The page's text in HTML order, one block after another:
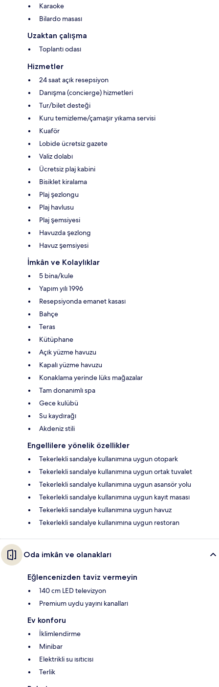
Karaoke
Bilardo masası
Uzaktan çalışma
Toplantı odası
Hizmetler
24 saat açık resepsiyon
Danışma (concierge) hizmetleri
Tur/bilet desteği
Kuru temizleme/çamaşır yıkama servisi
Kuaför
Lobide ücretsiz gazete
Valiz dolabı
Ücretsiz plaj kabini
Bisiklet kiralama
Plaj şezlongu
Plaj havlusu
Plaj şemsiyesi
Havuzda şezlong
Havuz şemsiyesi
İmkân ve Kolaylıklar
5 bina/kule
Yapım yılı 1996
Resepsiyonda emanet kasası
Bahçe
Teras
Kütüphane
Açık yüzme havuzu
Kapalı yüzme havuzu
Konaklama yerinde lüks mağazalar
Tam donanımlı spa
Gece kulübü
Su kaydırağı
Akdeniz stili
Engellilere yönelik özellikler
Tekerlekli sandalye kullanımına uygun otopark
Tekerlekli sandalye kullanımına uygun ortak tuvalet
Tekerlekli sandalye kullanımına uygun asansör yolu
Tekerlekli sandalye kullanımına uygun kayıt masası
Tekerlekli sandalye kullanımına uygun havuz
Tekerlekli sandalye kullanımına uygun restoran
Oda imkân ve olanakları
Eğlencenizden taviz vermeyin
140 cm LED televizyon
Premium uydu yayını kanalları
Ev konforu
İklimlendirme
Minibar
Elektrikli su ısıtıcısı
Terlik